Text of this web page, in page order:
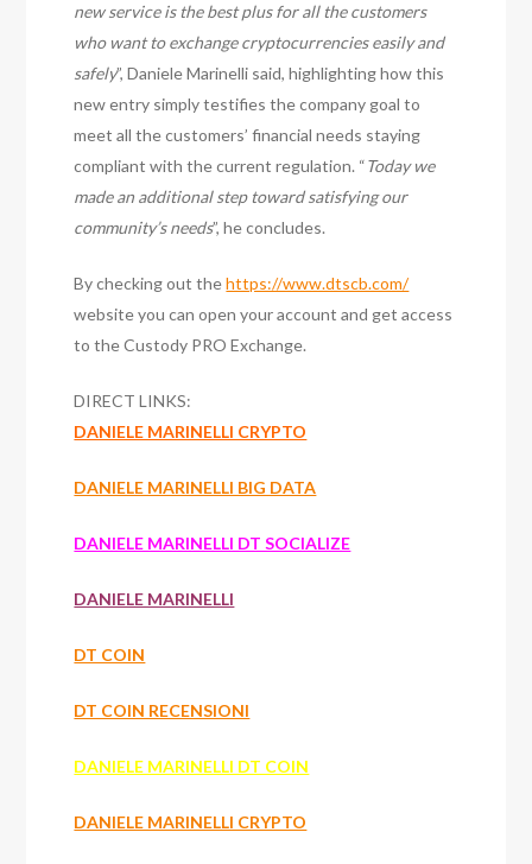
new service is the best plus for all the customers
who want to exchange cryptocurrencies easily and
safely”, Daniele Marinelli said, highlighting how this
new entry simply testifies the company goal to
meet all the customers’ financial needs staying
compliant with the current regulation. “Today we
made an additional step toward satisfying our
community’s needs”, he concludes.
By checking out thehttps://www.dtscb.com/
website you can open your account and get access
to the Custody PRO Exchange.
DIRECT LINKS:
DANIELE MARINELLI CRYPTO
DANIELE MARINELLI BIG DATA
DANIELE MARINELLI DT SOCIALIZE
DANIELE MARINELLI
DT COIN
DT COIN RECENSIONI
DANIELE MARINELLI DT COIN
DANIELE MARINELLI CRYPTO